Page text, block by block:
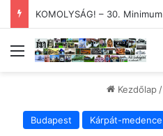
Menü
Kezdőlap/
Budapest Kárpát-medence